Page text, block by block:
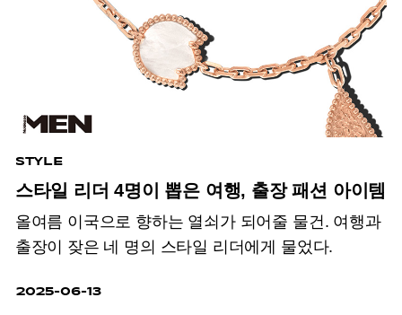
STYLE
스타일 리더 4명이 뽑은 여행, 출장 패션 아이템
올여름 이국으로 향하는 열쇠가 되어줄 물건. 여행과
출장이 잦은 네 명의 스타일 리더에게 물었다.
2025-06-13